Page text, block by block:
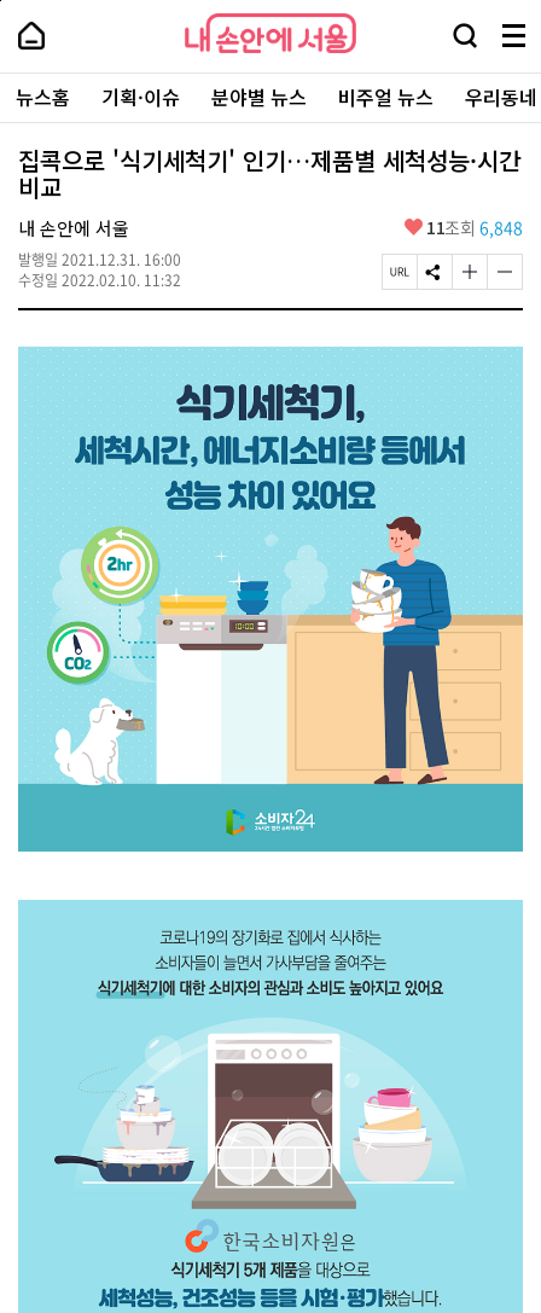
본
로
가
내
손
안
에
서
울
-
서
울
시
대
표
소
통
포
내
손
에
울
검
창
열
기
메
뉴
전
체
보
기
주
요
서
뉴스홈 기획·이슈 분야별 뉴스 비주얼 뉴스 우리동
집콕으로 '식기세척기' 인기…제품별 세척성능·시간
비교
내 손안에 서울
발행일 2021.12.31. 16:00
수정일 2022.02.10. 11:32
좋
요
11조회 6,848
페
이
U
R
L
복
사
S
N
공
유
하
기
글
자
기
크
게
변
경
하
기
글
자
기
작
게
변
경
하
기
페
상
단
로